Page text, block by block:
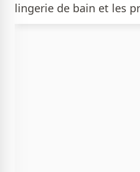
lingerie de bain et les